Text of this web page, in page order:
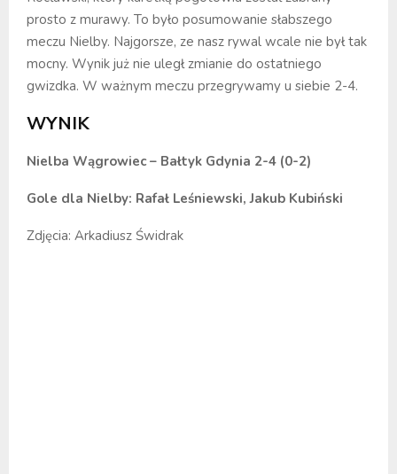
prosto z murawy. To było posumowanie słabszego
meczu Nielby. Najgorsze, ze nasz rywal wcale nie był tak
mocny. Wynik już nie uległ zmianie do ostatniego
gwizdka. W ważnym meczu przegrywamy u siebie 2-4.
WYNIK
Nielba Wągrowiec – Bałtyk Gdynia 2-4 (0-2)
Gole dla Nielby: Rafał Leśniewski, Jakub Kubiński
Zdjęcia: Arkadiusz Świdrak